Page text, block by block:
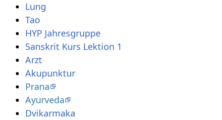
Lung
Tao
HYP Jahresgruppe
Sanskrit Kurs Lektion 1
Arzt
Akupunktur
Prana
Ayurveda
Dvikarmaka